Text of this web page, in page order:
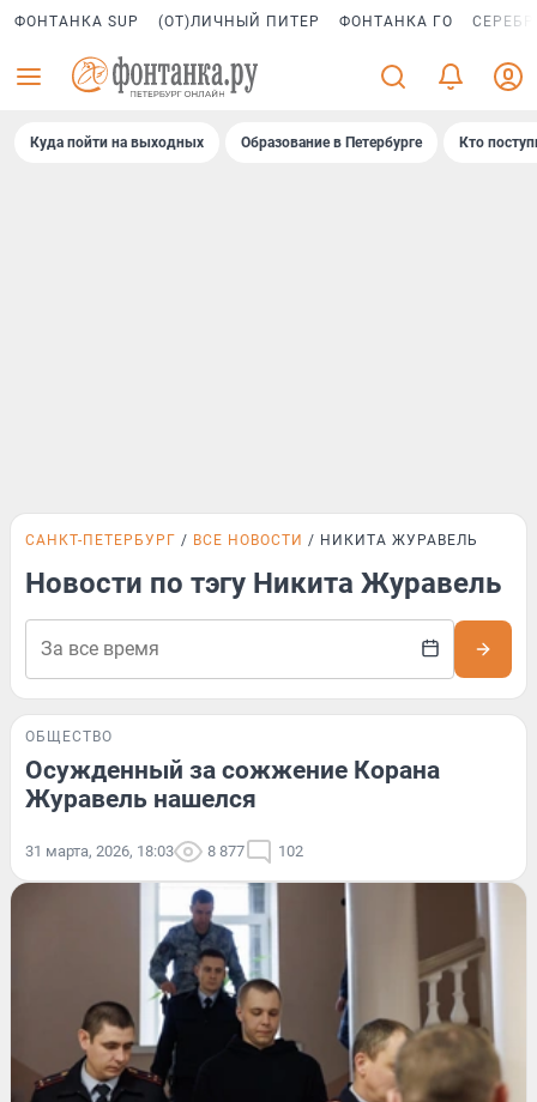
ФОНТАНКА SUP (ОТ)ЛИЧНЫЙ ПИТЕР ФОНТАНКА ГО
Куда пойти на выходных Образование в Петербурге Кто
САНКТ-ПЕТЕРБУРГ ВСЕ НОВОСТИ НИКИТА ЖУРАВЕЛЬ
Новости по тэгу Никита Журавель
ОБЩЕСТВО
Осужденный за сожжение Корана
Журавель нашелся
31 марта, 2026, 18:03 8 877 102